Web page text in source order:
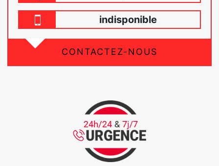
indisponible
CONTACTEZ-NOUS